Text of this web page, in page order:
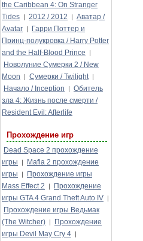
the Caribbean 4: On Stranger
Tides | 2012 / 2012 | Аватар /
Avatar |
Гарри Поттер и
Принц-полукровка / Harry Potter
and the Half-Blood Prince
|
Новолуние Сумерки 2 / New
Moon
| Сумерки / Twilight |
Начало / Inception | Обитель
зла 4: Жизнь после смерти /
Resident Evil: Afterlife
Прохождение игр
Dead Space 2 прохождение
игры
|
Mafia 2 прохождение
игры
|
Прохождение игры
Mass Effect 2
|
Прохождение
игры GTA 4 Grand Theft Auto IV |
Прохождение игры Ведьмак
(The Witcher) |
Прохождение
игры Devil May Cry 4 |